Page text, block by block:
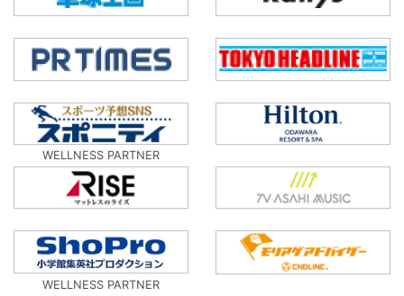
WELLNESS PARTNER
WELLNESS PARTNER